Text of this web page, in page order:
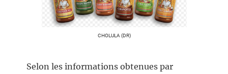
CHOLULA (DR)
Selon les informations obtenues par